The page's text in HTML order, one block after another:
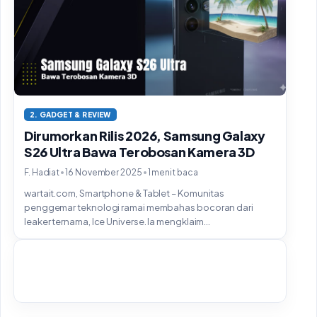
2. GADGET & REVIEW
Dirumorkan Rilis 2026, Samsung Galaxy
S26 Ultra Bawa Terobosan Kamera 3D
F. Hadiat•16 November 2025 •1 menit baca
wartait.com, Smartphone & Tablet – Komunitas
penggemar teknologi ramai membahas bocoran dari
leaker ternama, Ice Universe. Ia mengklaim...